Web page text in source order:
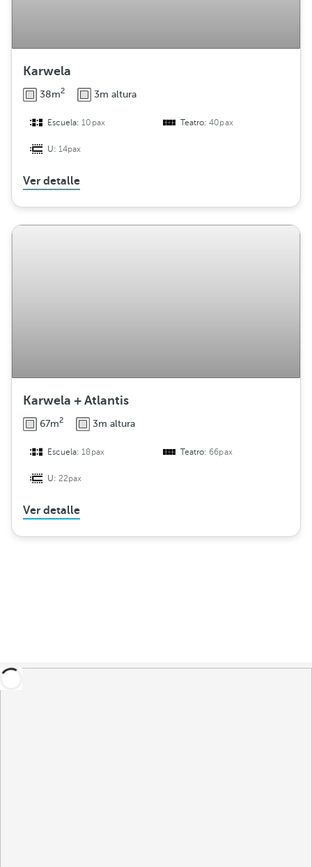
Karwela
38m2 3m altura
Escuela:10pax Teatro:40pax
U:14pax
Ver detalle
Karwela + Atlantis
67m2 3m altura
Escuela:18pax Teatro:66pax
U:22pax
Ver detalle